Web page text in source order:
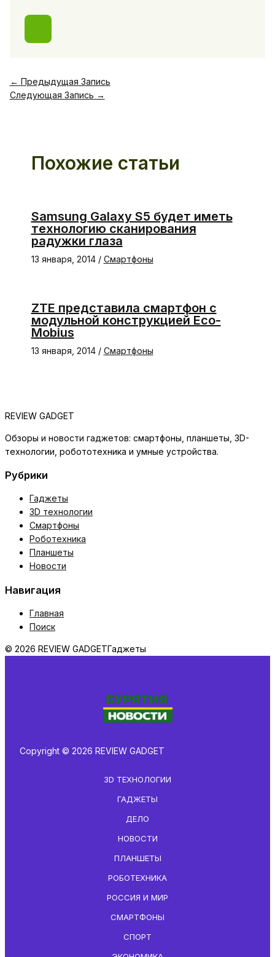
← Предыдущая Запись
Следующая Запись →
Похожие статьи
Samsung Galaxy S5 будет иметь
технологию сканирования
радужки глаза
13 января, 2014 / Смартфоны
ZTE представила смартфон с
модульной конструкцией Eco-
Mobius
13 января, 2014 / Смартфоны
REVIEW GADGET
Обзоры и новости гаджетов: смартфоны, планшеты, 3D-
технологии, робототехника и умные устройства.
Рубрики
Гаджеты
3D технологии
Смартфоны
Роботехника
Планшеты
Новости
Навигация
Главная
Поиск
© 2026 REVIEW GADGETГаджеты
Copyright © 2026 REVIEW GADGET
3D ТЕХНОЛОГИИ
ГАДЖЕТЫ
ДЕЛО
НОВОСТИ
ПЛАНШЕТЫ
РОБОТЕХНИКА
РОССИЯ И МИР
СМАРТФОНЫ
СПОРТ